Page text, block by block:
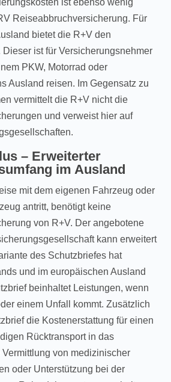
Reiseabbruchversicherung. Für
bietet die R+V den
ist für Versicherungsnehmer
PKW, Motorrad oder
Ausland reisen. Im Gegensatz zu
vermittelt die R+V nicht die
und verweist hier auf
– Erweiterter
im Ausland
mit dem eigenen Fahrzeug oder
antritt, benötigt keine
von R+V. Der angebotene
kann erweitert
des Schutzbriefes hat
und im europäischen Ausland
beinhaltet Leistungen, wenn
einem Unfall kommt. Zusätzlich
die Kostenerstattung für einen
Rücktransport in das
von medizinischer
oder Unterstützung bei der